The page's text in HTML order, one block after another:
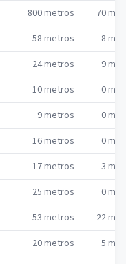
800metros 70
58 metros 8
24metros 9
10metros 0
9metros 0
16metros 0
17metros 3
25 metros 0
53 metros 22
20metros 5